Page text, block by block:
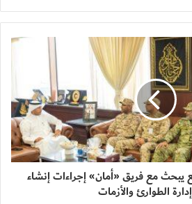
يبحث مع فريق «أمان» إجراءات إنشاء
الطوارئ والأزمات